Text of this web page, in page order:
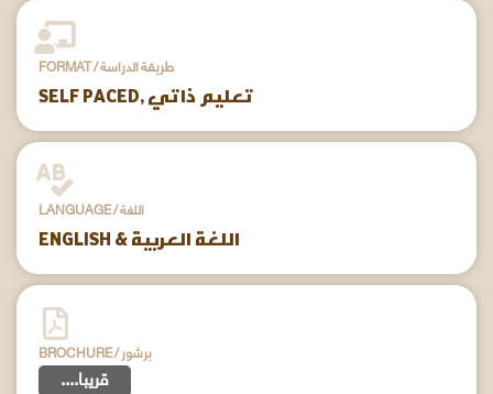
FORMAT / طريقة الدراسة
SELF PACED, تعليم ذاتي
LANGUAGE / اللغة
ENGLISH & اللغة العربية
BROCHURE / برشور
....قريبا